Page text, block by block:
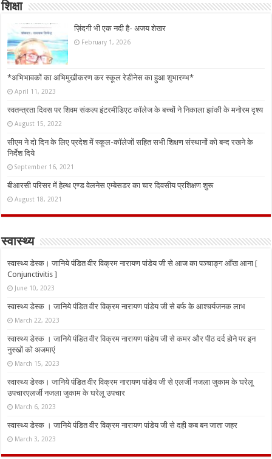
शिक्षा
ज़िंदगी भी एक नदी है- अजय शेखर
February 1, 2026
*अभिभावकों का अभिमुखीकरण कर स्कूल रेडीनेस का हुआ शुभारम्भ*
April 11, 2023
स्वतन्त्रता दिवस पर शिवम संकल्प इंटरमीडिएट कॉलेज के बच्चों ने निकाला झांकी के मनोरम दृश्य
August 15, 2022
सीएम ने दो दिन के लिए प्रदेश में स्कूल-कॉलेजों सहित सभी शिक्षण संस्थानों को बन्द रखने के
निर्देश दिये
September 16, 2021
बीआरसी परिसर में हेल्थ एण्ड वेलनेस एम्बेसडर का चार दिवसीय प्रशिक्षण शुरू
August 18, 2021
स्वास्थ्य
स्वास्थ्य डेस्क। जानिये पंडित वीर विक्रम नारायण पांडेय जी से आज का पञ्चाङ्ग आँख आना [
Conjunctivitis ]
June 10, 2023
स्वास्थ्य डेस्क । जानिये पंडित वीर विक्रम नारायण पांडेय जी से बर्फ के आश्चर्यजनक लाभ
March 22, 2023
स्वास्थ्य डेस्क । जानिये पंडित वीर विक्रम नारायण पांडेय जी से कमर और पीठ दर्द होने पर इन
नुस्‍खों को अजमाएं
March 15, 2023
स्वास्थ्य डेस्क। जानिये पंडित वीर विक्रम नारायण पांडेय जी से एलर्जी नजला जुकाम के घरेलू
उपचारएलर्जी नजला जुकाम के घरेलू उपचार
March 6, 2023
स्वास्थ्य डेस्क । जानिये पंडित वीर विक्रम नारायण पांडेय जी से दही कब बन जाता जहर
March 3, 2023